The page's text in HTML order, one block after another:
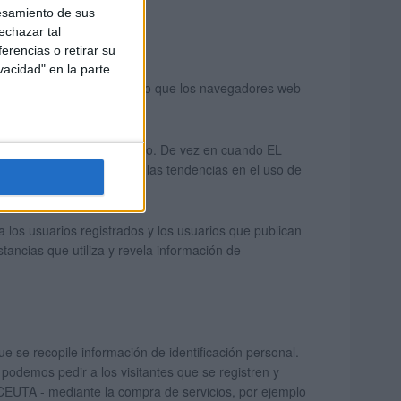
de sus
tal
o retirar su
en la parte
sólo información del tipo que los navegadores web
usan el servicio. De vez en cuando EL
de un informe sobre las tendencias en el uso de
usuarios registrados y los usuarios que publican
que utiliza y revela información de
se recopile información de identificación personal.
pedir a los visitantes que se registren y
- mediante la compra de servicios, por ejemplo